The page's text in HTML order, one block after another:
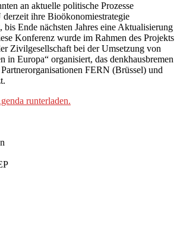
an aktuelle politische Prozesse
ihre Bioökonomiestrategie
bis Ende nächsten Jahres eine Aktualisierung
Konferenz wurde im Rahmen des Projekts
Zivilgesellschaft bei der Umsetzung von
in Europa“ organisiert, das denkhausbremen
FERN (Brüssel) und
runterladen.